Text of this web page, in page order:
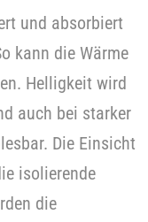
und absorbiert
kann die Wärme
Helligkeit wird
auch bei starker
Die Einsicht
isolierende
die